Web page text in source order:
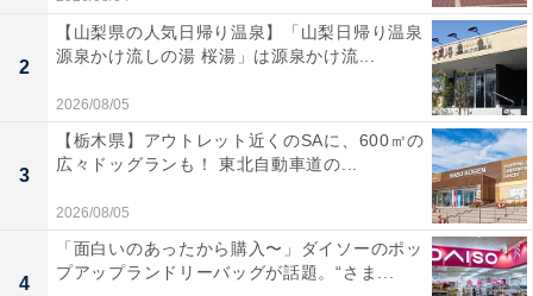
2
【山梨県の人気日帰り温泉】「山梨日帰り温泉
源泉かけ流しの湯 桜湯」は源泉かけ流...
2026/08/05
3
【栃木県】アウトレット近くのSAに、600㎡の
広々ドッグランも！ 東北自動車道の...
2026/08/05
4
「面白いのあったから購入〜」ダイソーのポッ
プアップランドリーバッグが話題。“さま...